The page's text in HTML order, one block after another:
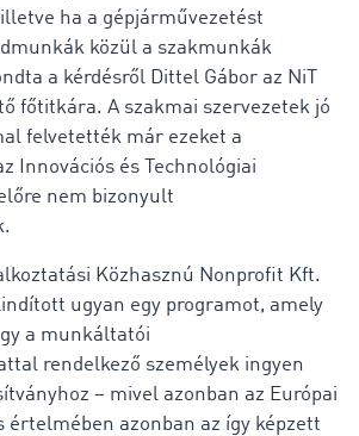
ha a gépjárművezetést
közül a szakmunkák
a kérdésről Dittel Gábor az NiT
főtitkára. A szakmai szervezetek jó
felvetették már ezeket a
Innovációs és Technológiai
nem bizonyult
Közhasznú Nonprofit Kft.
ugyan egy programot, amely
a munkáltatói
rendelkező személyek ingyen
– mivel azonban az Európai
értelmében azonban az így képzett